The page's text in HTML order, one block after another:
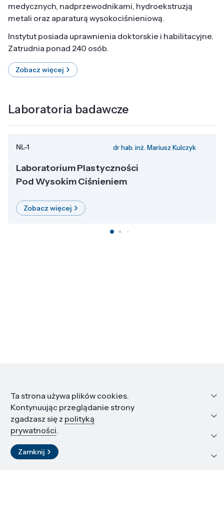
medycznych, nadprzewodnikami, hydroekstruzją
metali oraz aparaturą wysokociśnieniową.
Instytut posiada uprawnienia doktorskie i habilitacyjne.
Zatrudnia ponad 240 osób.
Zobacz więcej
Laboratoria badawcze
NL-1 dr hab. inż. Mariusz Kulczyk
Laboratorium Plastyczności
Pod Wysokim Ciśnieniem
Zobacz więcej
Informacje
Edukacja i kariera
Zasoby i materiały
Kontakt
Ta strona używa plików cookies.
Kontynuując przeglądanie strony
zgadzasz się z polityką
prywatności.
Zamknij